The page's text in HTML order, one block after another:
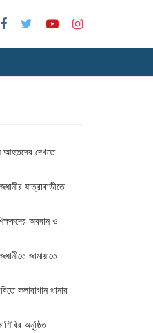
আহতদের দেখতে
যাত্রাবাড়ীতে
অবদান ও
জামায়াতে
কলাবাগান থানার
অনুষ্ঠিত